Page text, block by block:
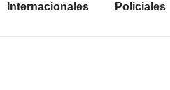
Internacionales Policiales